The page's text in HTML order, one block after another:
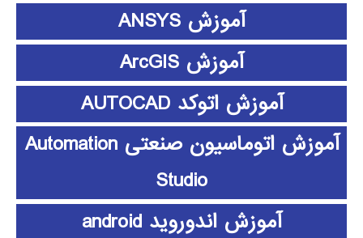
آموزش ANSYS
آموزش ArcGIS
آموزش اتوکد AUTOCAD
آموزش اتوماسیون صنعتی Automation
Studio
آموزش اندوروید android